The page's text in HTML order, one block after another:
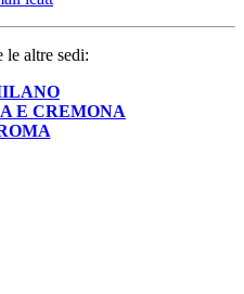
le altre sedi:
E CREMONA